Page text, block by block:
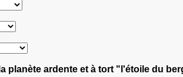
planète ardente et à tort "l'étoile du